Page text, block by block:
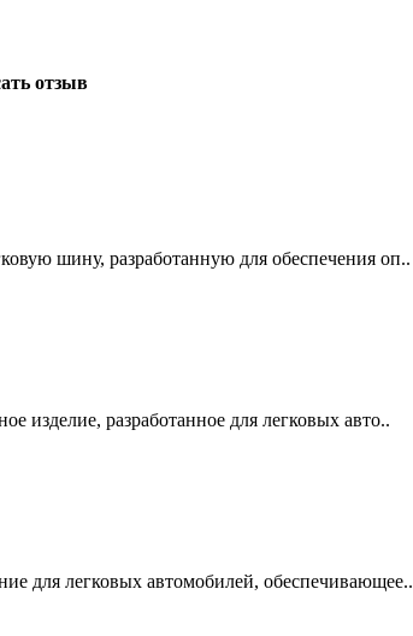
отзыв
шину, разработанную для обеспечения оп..
изделие, разработанное для легковых авто..
для легковых автомобилей, обеспечивающее..